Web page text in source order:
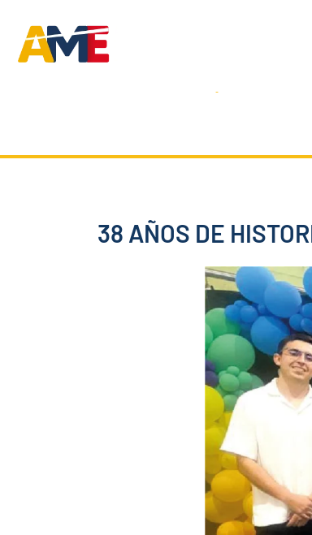
contenido
38 AÑOS DE